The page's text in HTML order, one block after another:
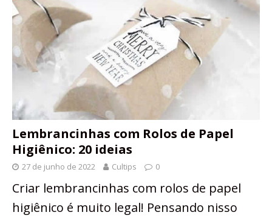
Lembrancinhas com Rolos de Papel
Higiênico: 20 ideias
27 de junho de 2022 Cultips 0
Criar lembrancinhas com rolos de papel
higiênico é muito legal! Pensando nisso